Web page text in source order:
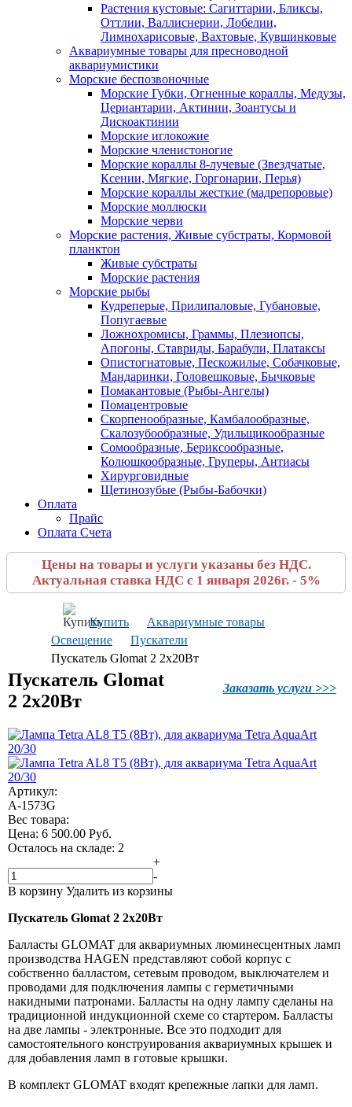
Растения кустовые: Сагиттарии, Бликсы,
Оттлии, Валлиснерии, Лобелии,
Лимнохарисовые, Вахтовые, Кувшинковые
Аквариумные товары для пресноводной
аквариумистики
Морские беспозвоночные
Морские Губки, Огненные кораллы, Медузы,
Цериантарии, Актинии, Зоантусы и
Дискоактинии
Морские иглокожие
Морские членистоногие
Морские кораллы 8-лучевые (Звездчатые,
Ксении, Мягкие, Горгонарии, Перья)
Морские кораллы жесткие (мадрепоровые)
Морские моллюски
Морские черви
Морские растения, Живые субстраты, Кормовой
планктон
Живые субстраты
Морские растения
Морские рыбы
Кудреперые, Прилипаловые, Губановые,
Попугаевые
Ложнохромисы, Граммы, Плезиопсы,
Апогоны, Ставриды, Барабули, Платаксы
Опистогнатовые, Пескожилые, Собачковые,
Мандаринки, Головешковые, Бычковые
Помакантовые (Рыбы-Ангелы)
Помацентровые
Скорпенообразные, Камбалообразные,
Скалозубообразные, Удильщикообразные
Сомообразные, Бериксообразные,
Колюшкообразные, Груперы, Антиасы
Хирурговидные
Щетинозубые (Рыбы-Бабочки)
Оплата
Прайс
Оплата Счета
Цены на товары и услуги указаны без НДС.
Актуальная ставка НДС с 1 января 2026г. - 5%
Купить
Аквариумные товары
Освещение
Пускатели
Пускатель Glomat 2 2х20Вт
Заказать услуги >>>
Пускатель Glomat
2 2х20Вт
Артикул:
A-1573G
Вес товара:
Цена: 6 500.00 Руб.
Осталось на складе: 2
+
-
В корзину Удалить из корзины
Пускатель Glomat 2 2х20Вт
Балласты GLOMAT для аквариумных люминесцентных ламп
производства HAGEN представляют собой корпус с
собственно балластом, сетевым проводом, выключателем и
проводами для подключения лампы с герметичными
накидными патронами. Балласты на одну лампу сделаны на
традиционной индукционной схеме со стартером. Балласты
на две лампы - электронные. Все это подходит для
самостоятельного конструирования аквариумных крышек и
для добавления ламп в готовые крышки.
В комплект GLOMAT входят крепежные лапки для ламп.